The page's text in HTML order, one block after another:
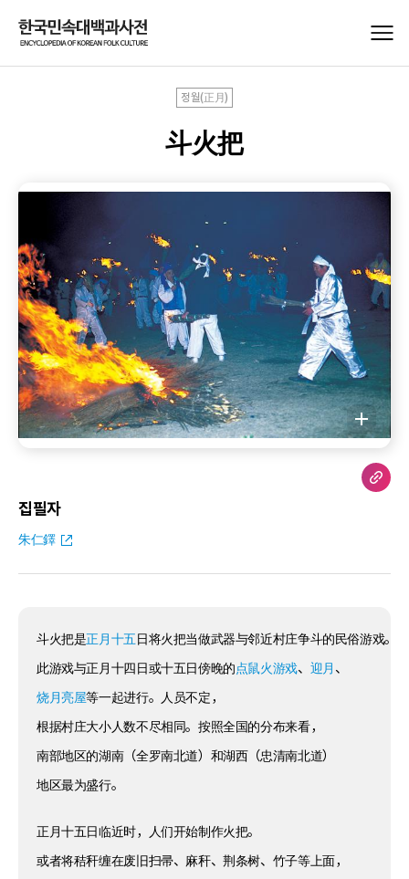
정월(正月)
斗火把
집필자
朱仁鐸
斗火把是正月十五日将火把当做武器与邻近村庄争斗的民俗游戏。
此游戏与正月十四日或十五日傍晚的点鼠火游戏、 迎月 、
烧月亮屋等一起进行。人员不定，
根据村庄大小人数不尽相同。按照全国的分布来看，
南部地区的湖南（全罗南北道）和湖西（忠清南北道）
地区最为盛行。
正月十五日临近时，人们开始制作火把。
或者将秸秆缠在废旧扫帚、麻秆、荆条树、竹子等上面，